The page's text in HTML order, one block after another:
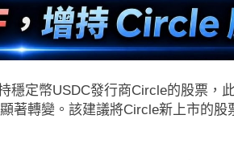
穩定幣USDC發行商Circle的股票，
著轉變。該建議將Circle新上市的股